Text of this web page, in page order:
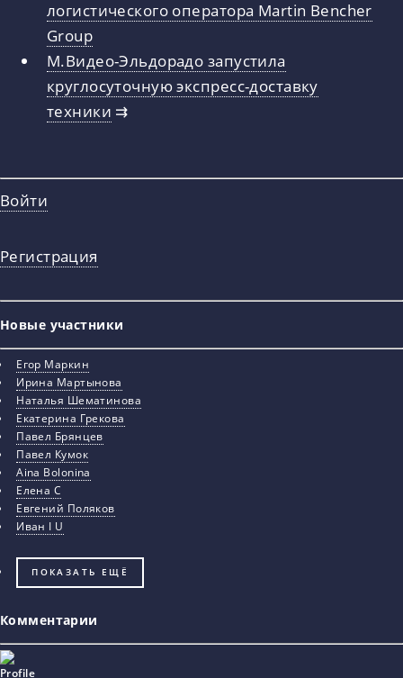
логистического оператора Martin Bencher
Group
М.Видео-Эльдорадо запустила
круглосуточную экспресс-доставку
техники ⇉
Войти
Регистрация
Новые участники
Егор Маркин
Ирина Мартынова
Наталья Шематинова
Екатерина Грекова
Павел Брянцев
Павел Кумок
Aina Bolonina
Елена С
Евгений Поляков
Иван I U
ПОКАЗАТЬ ЕЩЁ
Комментарии